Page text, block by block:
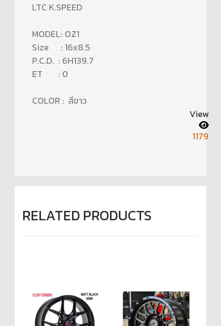
LTC K.SPEED
MODEL: OZ1
Size : 16x8.5
P.C.D. : 6H139.7
ET : 0
COLOR : สีขาว
View
1179
RELATED PRODUCTS